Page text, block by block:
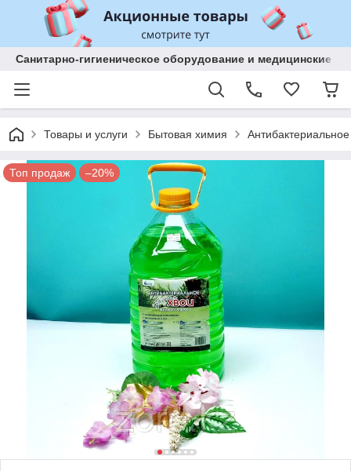
Санитарно-гигиеническое оборудование и медицинские
Товары и услуги Бытовая химия
Топ продаж –20%